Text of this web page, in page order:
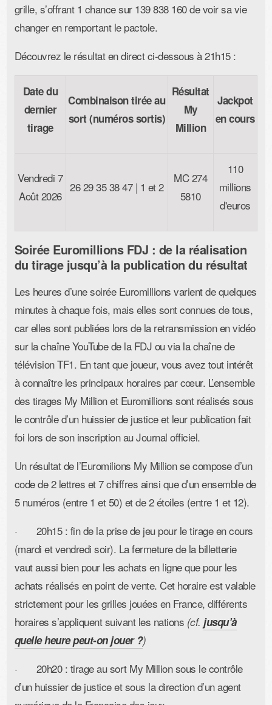
grille, s’offrant 1 chance sur 139 838 160 de voir sa vie
changer en remportant le pactole.
Découvrez le résultat en direct ci-dessous à 21h15 :
Date du
dernier
tirage
Combinaison tirée au
sort (numéros sortis)
Résultat
My
Million
Jackpot
en cours
Vendredi 7
Août 2026
26 29 35 38 47 | 1 et 2
MC 274
5810
110
millions
d'euros
Soirée Euromillions FDJ : de la réalisation
du tirage jusqu’à la publication du résultat
Les heures d’une soirée Euromillions varient de quelques
minutes à chaque fois, mais elles sont connues de tous,
car elles sont publiées lors de la retransmission en vidéo
sur la chaîne YouTube de la FDJ ou via la chaîne de
télévision TF1. En tant que joueur, vous avez tout intérêt
à connaître les principaux horaires par cœur. L’ensemble
des tirages My Million et Euromillions sont réalisés sous
le contrôle d’un huissier de justice et leur publication fait
foi lors de son inscription au Journal officiel.
Un résultat de l’Euromilions My Million se compose d’un
code de 2 lettres et 7 chiffres ainsi que d’un ensemble de
5 numéros (entre 1 et 50) et de 2 étoiles (entre 1 et 12).
· 20h15 : fin de la prise de jeu pour le tirage en cours
(mardi et vendredi soir). La fermeture de la billetterie
vaut aussi bien pour les achats en ligne que pour les
achats réalisés en point de vente. Cet horaire est valable
strictement pour les grilles jouées en France, différents
horaires s’appliquent suivant les nations (cf.jusqu’à
quelle heure peut-on jouer ?)
· 20h20 : tirage au sort My Million sous le contrôle
d’un huissier de justice et sous la direction d’un agent